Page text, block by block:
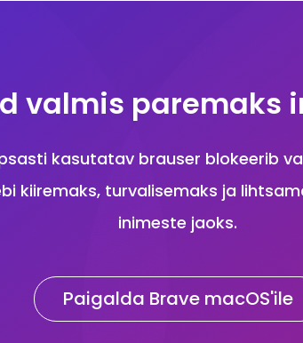
valmis paremaks
kasutatav brauser blokeerib
kiiremaks, turvalisemaks ja
inimeste jaoks.
Paigalda Brave macOS'ile